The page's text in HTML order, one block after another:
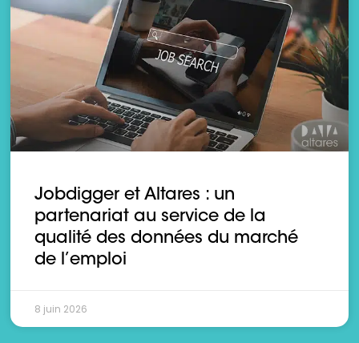
Jobdigger et Altares : un
partenariat au service de la
qualité des données du marché
de l’emploi
8 juin 2026